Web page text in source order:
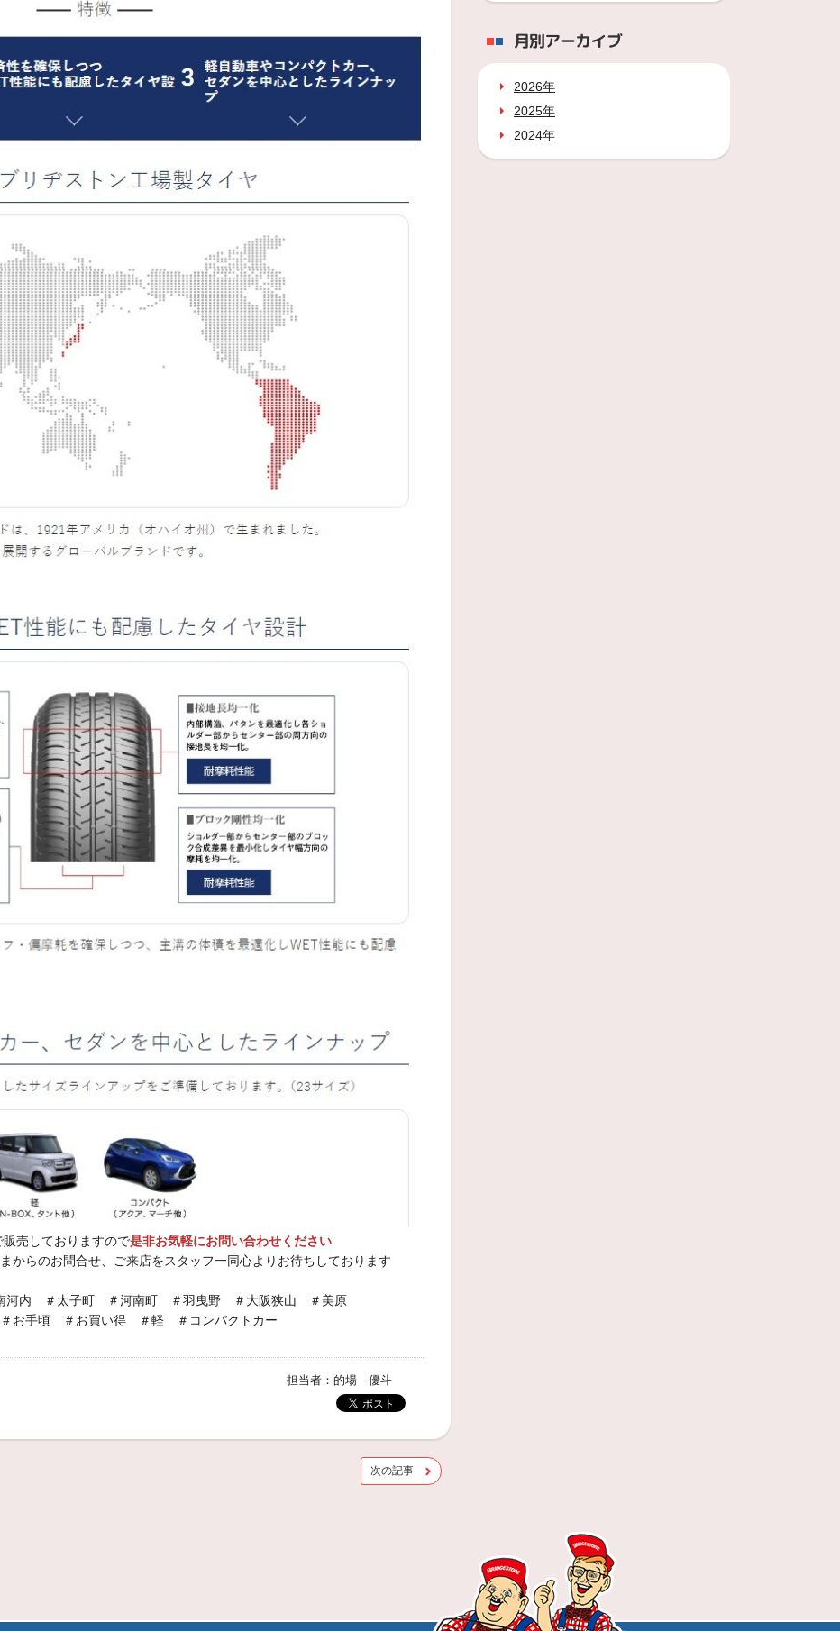
販売しておりますので是非お気軽にお問い合わせください
からのお問合せ、ご来店をスタッフ一同心よりお待ちしております
河内 ＃太子町 ＃河南町 ＃羽曳野 ＃大阪狭山 ＃美原
お手頃 ＃お買い得 ＃軽 ＃コンパクトカー
担当者：的場 優斗
次の記事
月別アーカイブ
2026年
2025年
2024年